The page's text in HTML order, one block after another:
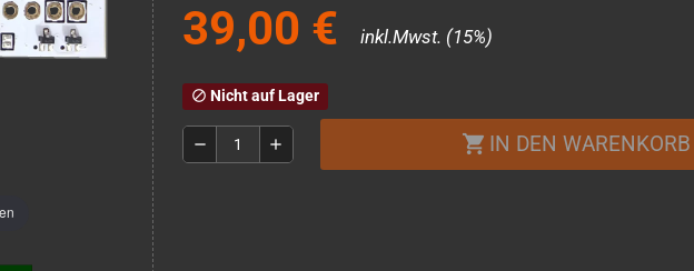
39,00 € inkl.Mwst. (15%)
block Nicht auf Lager
remove add shopping_cart IN DEN WARENKORB